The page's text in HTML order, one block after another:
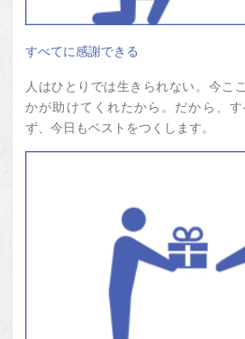
すべてに感謝できる
人はひとりでは生きられない。今こ
かが助けてくれたから。だから、
ず、今日もベストをつくします。